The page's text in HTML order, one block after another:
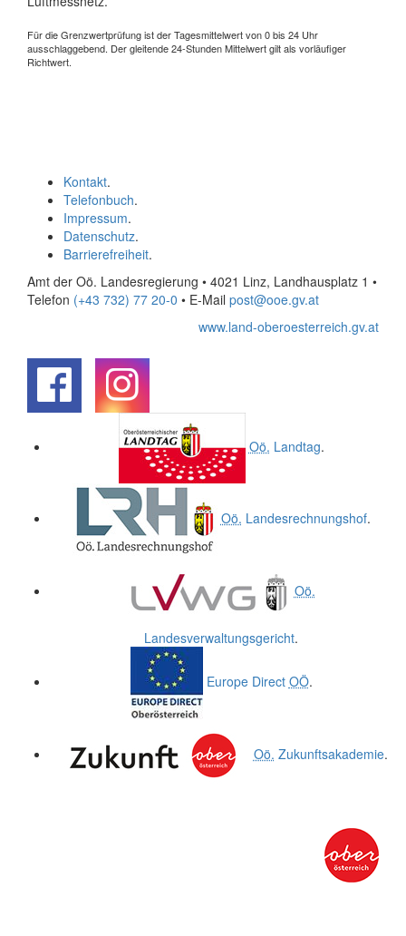
Für die Grenzwertprüfung ist der Tagesmittelwert von 0 bis 24 Uhr
ausschlaggebend. Der gleitende 24-Stunden Mittelwert gilt als vorläufiger
Richtwert.
Kontakt.
Telefonbuch.
Impressum.
Datenschutz.
Barrierefreiheit.
Amt der Oö. Landesregierung • 4021 Linz, Landhausplatz 1 •
Telefon (+43 732) 77 20-0 • E-Mail post@ooe.gv.at
www.land-oberoesterreich.gv.at
Oö. Landtag.
Oö. Landesrechnungshof.
Oö.
Landesverwaltungsgericht.
Europe Direct OÖ.
Oö. Zukunftsakademie.